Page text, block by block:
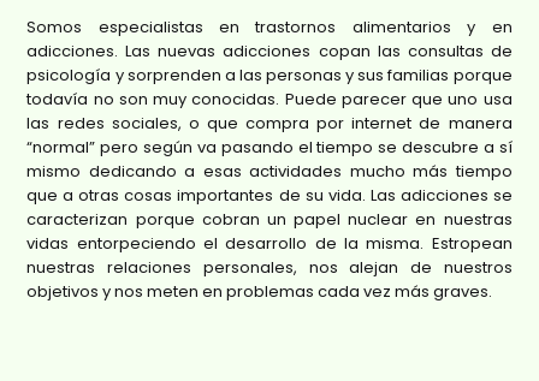
Somos especialistas en trastornos alimentarios y en
adicciones. Las nuevas adicciones copan las consultas de
psicología y sorprenden a las personas y sus familias porque
todavía no son muy conocidas. Puede parecer que uno usa
las redes sociales, o que compra por internet de manera
“normal” pero según va pasando el tiempo se descubre a sí
mismo dedicando a esas actividades mucho más tiempo
que a otras cosas importantes de su vida. Las adicciones se
caracterizan porque cobran un papel nuclear en nuestras
vidas entorpeciendo el desarrollo de la misma. Estropean
nuestras relaciones personales, nos alejan de nuestros
objetivos y nos meten en problemas cada vez más graves.